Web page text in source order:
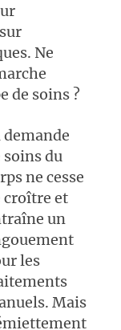
Ne
de soins ?
demande
soins du
ne cesse
croître et
un
les
Mais